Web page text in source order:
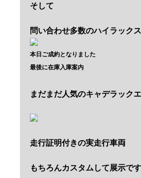
そして
問い合わせ多数のハイラック
本日ご成約となりました
最後に在庫入庫案内
まだまだ人気のキャデラック
走行証明付きの実走行車両
もちろんカスタムして展示です